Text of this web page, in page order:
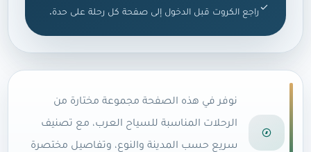
راجع الكروت قبل الدخول إلى صفحة كل رحلة على حدة.
نوفر في هذه الصفحة مجموعة مختارة من
الرحلات المناسبة للسياح العرب، مع تصنيف
سريع حسب المدينة والنوع، وتفاصيل مختصرة